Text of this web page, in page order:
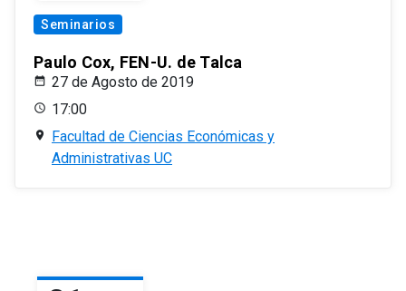
Seminarios
Paulo Cox, FEN-U. de Talca
27 de Agosto de 2019
17:00
Facultad de Ciencias Económicas y
Administrativas UC